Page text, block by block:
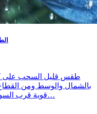
طقس قليل السحب على
بالشمال والوسط ومن
قوية قرب السواحل وبالجنوب مع دواوير رملية محلية…